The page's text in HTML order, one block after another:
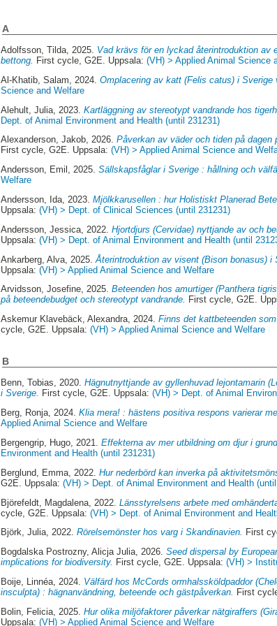
A
Adolfsson, Tilda, 2025. Vad krävs för en lyckad återintroduktion
bettong. First cycle, G2E. Uppsala:(VH) > Applied Animal Science
Al-Khatib, Salam , 2024.Omplacering av katt (Felis catus) i Sverige
Science and Welfare
Alehult, Julia , 2023.Kartläggning av stereotypt vandrande hos
Dept. of Animal Environment and Health (until 231231)
Alexanderson, Jakob, 2026.Påverkan av väder och tiden på
First cycle, G2E. Uppsala:(VH) > Applied Animal Science and
Andersson, Emil , 2025.Sällskapsfåglar i Sverige : hållning och
Welfare
Andersson, Ida, 2023.Mjölkkarusellen : hur Holistiskt Planerad
Uppsala:(VH) > Dept. of Clinical Sciences (until 231231)
Andersson, Jessica , 2022.Hjortdjurs (Cervidae) nyttjande av och
Uppsala:(VH) > Dept. of Animal Environment and Health (until
Ankarberg, Alva , 2025.Återintroduktion av visent (Bison bonasus)
Uppsala:(VH) > Applied Animal Science and Welfare
Arvidsson, Josefine, 2025.Beteenden hos amurtiger (Panthera
på beteendebudget och stereotypt vandrande. First cycle, G2E.
Askemur Klavebäck, Alexandra, 2024.Finns det kattbeteenden
cycle, G2E. Uppsala:(VH) > Applied Animal Science and Welfare
B
Benn, Tobias, 2020.Hägnutnyttjande av gyllenhuvad lejontamarin
i Sverige. First cycle, G2E. Uppsala:(VH) > Dept. of Animal
Berg, Ronja, 2024.Klia mera! : hästens positiva respons varierar
Applied Animal Science and Welfare
Bergengrip, Hugo , 2021.Effekterna av mer utbildning om djur i
Environment and Health (until 231231)
Berglund, Emma , 2022.Hur nederbörd kan inverka på
G2E. Uppsala:(VH) > Dept. of Animal Environment and Health
Björefeldt, Magdalena , 2022.Länsstyrelsens arbete med
cycle, G2E. Uppsala:(VH) > Dept. of Animal Environment and
Björk, Julia, 2022.Rörelsemönster hos varg i Skandinavien. First
Bogdalska Postrozny, Alicja Julia, 2026.Seed dispersal by
implications for biodiversity. First cycle, G2E. Uppsala:(VH) >
Boije, Linnéa , 2024. Välfärd hos McCords ormhalssköldpaddor
insculpta) : hägnanvändning, beteende och gästpåverkan.
First
Bolin, Felicia , 2025.Hur olika miljöfaktorer påverkar nätgiraffers
Uppsala:(VH) > Applied Animal Science and Welfare